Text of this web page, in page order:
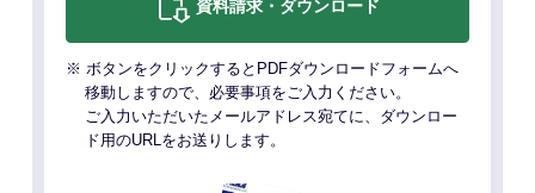
資料請求・ダウンロード
※ ボタンをクリックするとPDFダウンロードフォームへ
移動しますので、必要事項をご入力ください。
ご入力いただいたメールアドレス宛てに、ダウンロー
ド用のURLをお送りします。